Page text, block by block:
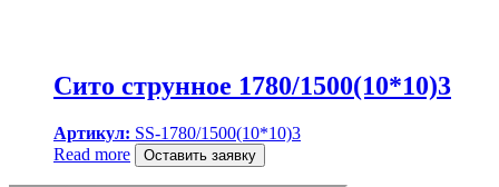
Сито струнное 1780/1500(10*10)3
Артикул: SS-1780/1500(10*10)3
Read more
Оставить заявку